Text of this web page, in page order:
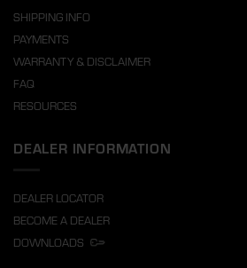
SHIPPING INFO
PAYMENTS
WARRANTY & DISCLAIMER
FAQ
RESOURCES
DEALER INFORMATION
DEALER LOCATOR
BECOME A DEALER
DOWNLOADS